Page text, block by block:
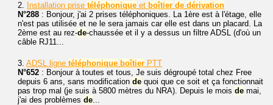
2. Installation prise téléphonique et boîtier de dérivation
N°288 : Bonjour, j'ai 2 prises téléphoniques. La 1ère est à l'étage, elle
n'est pas utilisée et ne le sera jamais car elle est dans un placard. La
2ème est au rez-de-chaussée et il y a dessus un filtre ADSL (d'où un
câble RJ11...
3. ADSL ligne téléphonique boîtier PTT
N°652 : Bonjour à toutes et tous, Je suis dégroupé total chez Free
depuis 6 ans, sans modification de quoi que ce soit et ça fonctionnait
pas trop mal (je suis à 5800 mètres du NRA). Depuis le mois de mai,
j'ai des problèmes de...